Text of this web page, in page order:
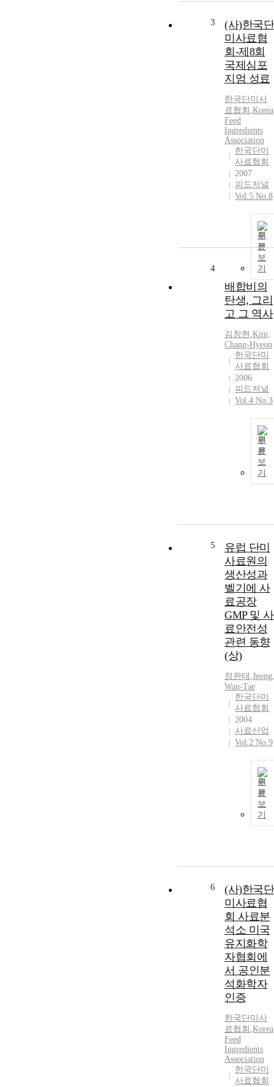
3
(사)한국단
미사료협
회-제8회
국제심포
지엄 성료
한국단미사
료협회 ,Korea
Feed
Ingredients
Association
한국단미
사료협회
2007
피드저널
Vol.5 No.8
원
문
보
기
4
배합비의
탄생, 그리
고 그 역사
김창현 ,Kim,
Chang-Hyeon
한국단미
사료협회
2006
피드저널
Vol.4 No.3
원
문
보
기
5
유럽 단미
사료원의
생산성과
벨기에 사
료공장
GMP 및 사
료안전성
관련 동향
(상)
정완태 ,Jeong,
Wan-Tae
한국단미
사료협회
2004
사료산업
Vol.2 No.9
원
문
보
기
6
(사)한국단
미사료협
회 사료분
석소 미국
유지화학
자협회에
서 공인분
석화학자
인증
한국단미사
료협회 ,Korea
Feed
Ingredients
Association
한국단미
사료협회